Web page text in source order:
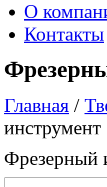
О
Контакты
Главная /
инструмент
Фрезерный